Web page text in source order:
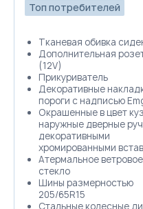
Топ потребителей
Тканевая обивка
Дополнительная
(12V)
Прикуриватель
Декоративные
пороги с надписью
Окрашенные в цвет
наружные дверные
декоративными
хромированными
Атермальное ветровое
стекло
Шины размерностью
205/65R15
Стальные колесные